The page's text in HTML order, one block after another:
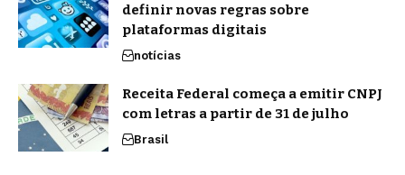
definir novas regras sobre
plataformas digitais
notícias
Receita Federal começa a emitir CNPJ
com letras a partir de 31 de julho
Brasil